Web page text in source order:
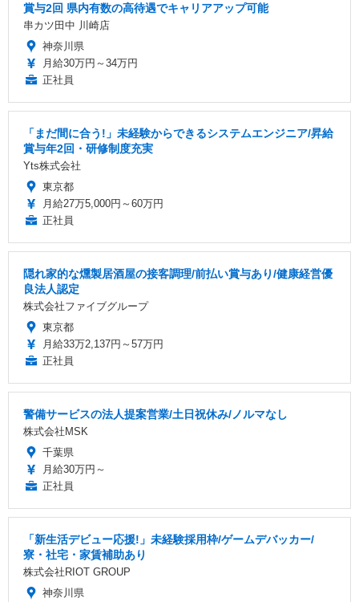
賞与2回 県内有数の高待遇でキャリアアップ可能
串カツ田中 川崎店
神奈川県
月給30万円～34万円
正社員
「まだ間に合う!」未経験からできるシステムエンジニア/昇給
賞与年2回・研修制度充実
Yts株式会社
東京都
月給27万5,000円～60万円
正社員
隠れ家的な燻製居酒屋の接客調理/前払い賞与あり/健康経営優
良法人認定
株式会社ファイブグループ
東京都
月給33万2,137円～57万円
正社員
警備サービスの法人提案営業/土日祝休み/ノルマなし
株式会社MSK
千葉県
月給30万円～
正社員
「新生活デビュー応援!」未経験採用枠/ゲームデバッカー/
寮・社宅・家賃補助あり
株式会社RIOT GROUP
神奈川県